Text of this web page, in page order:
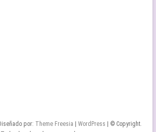
por: Theme Freesia |WordPress | © Copyright.